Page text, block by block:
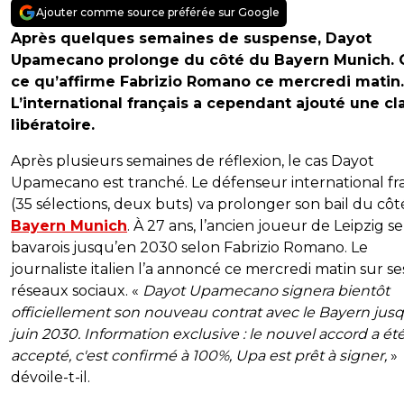
Ajouter comme source préférée sur Google
Après quelques semaines de suspense, Dayot
Upamecano prolonge du côté du Bayern Munich.
ce qu’affirme Fabrizio Romano ce mercredi matin.
L’international français a cependant ajouté une
libératoire.
Après plusieurs semaines de réflexion, le cas Dayot
Upamecano est tranché. Le défenseur international
(35 sélections, deux buts) va prolonger son bail du
Bayern Munich. À 27 ans, l’ancien joueur de Leipzig
bavarois jusqu’en 2030 selon Fabrizio Romano. Le
journaliste italien l’a annoncé ce mercredi matin sur
réseaux sociaux. « Dayot Upamecano signera bientôt
officiellement son nouveau contrat avec le Bayern
juin 2030. Information exclusive : le nouvel accord a
accepté, c'est confirmé à 100%, Upa est prêt à signer, »
dévoile-t-il.